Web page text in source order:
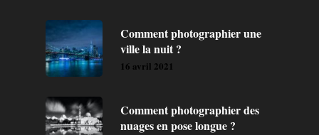
Comment photographier une
ville la nuit ?
16 avril 2021
Comment photographier des
nuages en pose longue ?